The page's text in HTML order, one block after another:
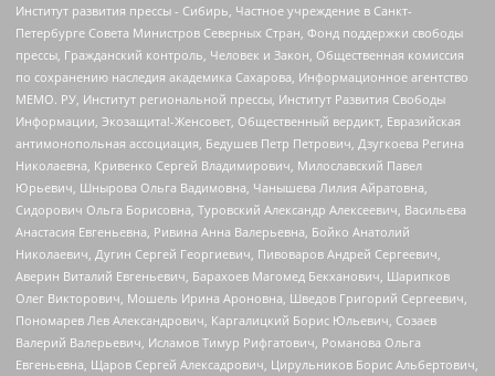
Институт развития прессы - Сибирь, Частное учреждение в Санкт-
Петербурге Совета Министров Северных Стран, Фонд поддержки свободы
прессы, Гражданский контроль, Человек и Закон, Общественная комиссия
по сохранению наследия академика Сахарова, Информационное агентство
МЕМО. РУ, Институт региональной прессы, Институт Развития Свободы
Информации, Экозащита!-Женсовет, Общественный вердикт, Евразийская
антимонопольная ассоциация, Бедушев Петр Петрович, Дзугкоева Регина
Николаевна, Кривенко Сергей Владимирович, Милославский Павел
Юрьевич, Шнырова Ольга Вадимовна, Чанышева Лилия Айратовна,
Сидорович Ольга Борисовна, Туровский Александр Алексеевич, Васильева
Анастасия Евгеньевна, Ривина Анна Валерьевна, Бойко Анатолий
Николаевич, Дугин Сергей Георгиевич, Пивоваров Андрей Сергеевич,
Аверин Виталий Евгеньевич, Барахоев Магомед Бекханович, Шарипков
Олег Викторович, Мошель Ирина Ароновна, Шведов Григорий Сергеевич,
Пономарев Лев Александрович, Каргалицкий Борис Юльевич, Созаев
Валерий Валерьевич, Исламов Тимур Рифгатович, Романова Ольга
Евгеньевна, Щаров Сергей Алексадрович, Цирульников Борис Альбертович,